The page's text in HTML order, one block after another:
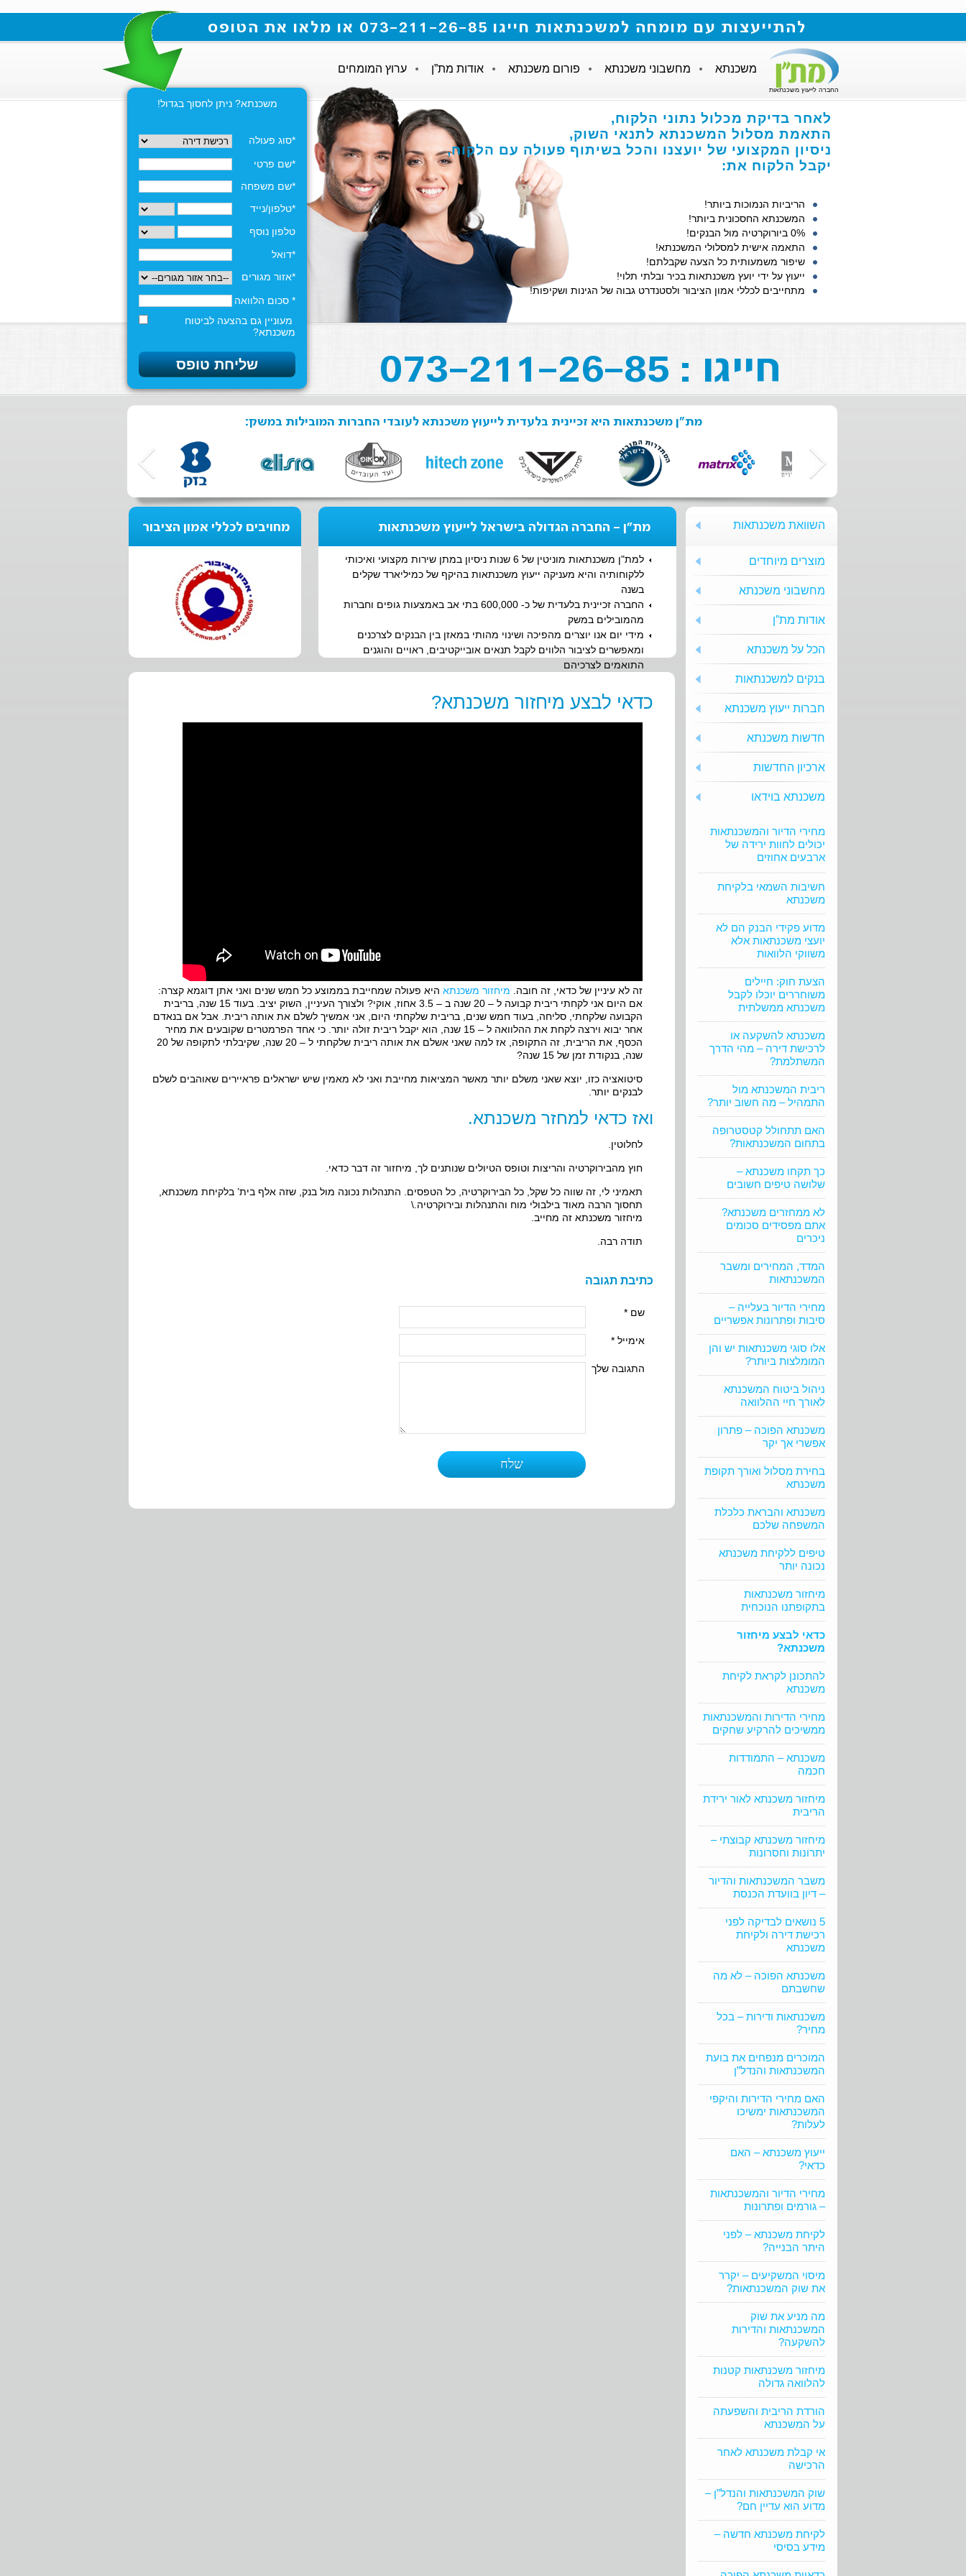
להתייעצות עם מומחה למשכנתאות חייגו 073-211-26-85 או מלאו את הטופס
החברה לייעוץ משכנתאות
משכנתא מחשבוני משכנתא פורום משכנתא אודות מת”ן ערוץ המומחים
משכנתא? ניתן לחסוך בגדול!
*סוג פעולה
*שם פרטי
*שם משפחה
*טלפון/נייד
טלפון נוסף
*דואל
*אזור מגורים
* סכום הלוואה
מעוניין גם בהצעה לביטוח
משכנתא?
לאחר בדיקת מכלול נתוני הלקוח,
התאמת מסלול המשכנתא לתנאי השוק,
ניסיון המקצועי של יועצנו והכל בשיתוף פעולה עם הלקוח,
יקבל הלקוח את:
הריביות הנמוכות ביותר!
המשכנתא החסכונית ביותר!
0% ביורוקרטיה מול הבנקים!
התאמה אישית למסלולי המשכנתא!
שיפור משמעותית כל הצעה שקבלתם!
ייעוץ על ידי יועץ משכנתאות בכיר ובלתי תלוי!
מתחייבים לכללי אמון הציבור ולסטנדרט גבוה של הגינות ושקיפות!
חייגו : 073-211-26-85
מת"ן משכנתאות היא זכיינית בלעדית לייעוץ משכנתא לעובדי החברות המובילות במשק:
השוואת משכנתאות
מוצרים מיוחדים
מחשבוני משכנתא
אודות מת”ן
הכל על משכנתא
בנקים למשכנתאות
חברות ייעוץ משכנתא
חדשות משכנתא
ארכיון החדשות
משכנתא בוידאו
מחירי הדיור והמשכנתאות
יכולים לחוות ירידה של
ארבעים אחוזים
חשיבות השמאי בלקיחת
משכנתא
מדוע פקידי הבנק הם לא
יועצי משכנתאות אלא
משווקי הלוואות
הצעת חוק: חיילים
משוחררים יוכלו לקבל
משכנתא ממשלתית
משכנתא להשקעה או
לרכישת דירה – מהי הדרך
המשתלמת?
ריבית המשכנתא מול
התמהיל – מה חשוב יותר?
האם תתחולל קטסטרופה
בתחום המשכנתאות?
כך תקחו משכנתא –
שלושה טיפים חשובים
לא ממחזרים משכנתא?
אתם מפסידים סכומים
ניכרים
המדד, המחירים ומשבר
המשכנתאות
מחירי הדיור בעלייה –
סיבות ופתרונות אפשריים
אלו סוגי משכנתאות יש והן
המומלצות ביותר?
ניהול ביטוח המשכנתא
לאורך חיי ההלוואה
משכנתא הפוכה – פתרון
אפשרי אך יקר
בחירת מסלול ואורך תקופת
משכנתא
משכנתא והבראת כלכלת
המשפחה שלכם
טיפים ללקיחת משכנתא
נכונה יותר
מיחזור משכנתאות
בתקופתנו הנוכחית
כדאי לבצע מיחזור
משכנתא?
להתכונן לקראת לקיחת
משכנתא
מחירי הדירות והמשכנתאות
ממשיכים להרקיע שחקים
משכנתא – התמודדות
חכמה
מיחזור משכנתא לאור ירידת
הריבית
מיחזור משכנתא קבוצתי –
יתרונות וחסרונות
משבר המשכנתאות והדיור
– דיון בוועדת הכנסת
5 נושאים לבדיקה לפני
רכישת דירה ולקיחת
משכנתא
משכנתא הפוכה – לא מה
שחשבתם
משכנתאות ודירות – בכל
מחיר?
המוכרים מנפחים את בועת
המשכנתאות והנדל”ן
האם מחירי הדירות והיקפי
המשכנתאות ימשיכו
לעלות?
ייעוץ משכנתא – האם
כדאי?
מחירי הדיור והמשכנתאות
– גורמים ופתרונות
לקיחת משכנתא – לפני
היתר הבנייה?
מיסוי המשקיעים – יקרר
את שוק המשכנתאות?
מה מניע את שוק
המשכנתאות והדירות
להשקעה?
מיחזור משכנתאות קטנות
להלוואה גדולה
הורדת הריבית והשפעתה
על המשכנתא
אי קבלת משכנתא לאחר
הרכישה
שוק המשכנתאות והנדל”ן –
מדוע הוא עדיין חם?
לקיחת משכנתא חדשה –
מידע בסיסי
מחויבים לכללי אמון הציבור מת"ן - החברה הגדולה בישראל לייעוץ משכנתאות
למת"ן משכנתאות מוניטין של 6 שנות ניסיון במתן שירות מקצועי ואיכותי
ללקוחותיה והיא מעניקה ייעוץ משכנתאות בהיקף של כמיליארד שקלים
בשנה
החברה זכיינית בלעדית של כ- 600,000 בתי אב באמצעות גופים וחברות
מהמובילים במשק
מידי יום אנו יוצרים מהפיכה ושינוי מהותי במאזן בין הבנקים לצרכנים
ומאפשרים לציבור הלווים לקבל תנאים אובייקטיבים, ראויים והוגנים
התואמים לצרכיהם
כדאי לבצע מיחזור משכנתא?
זה לא עיניין של כדאי, זה חובה. מיחזור משכנתא היא פעולה שמחייבת בממוצע כל חמש שנים ואני אתן דוגמא קצרה:
אם היום אני לקחתי ריבית קבועה ל – 20 שנה ב – 3.5 אחוז, אוקי? ולצורך העיניין, השוק יציב. בעוד 15 שנה, בריבית
הקבועה שלקחתי, סליחה, בעוד חמש שנים, בריבית שלקחתי היום, אני אמשיך לשלם את אותה ריבית. אבל אם בנאדם
אחר יבוא וירצה לקחת את ההלוואה ל – 15 שנה, הוא יקבל ריבית זולה יותר. כי אחד הפרמטרים שקובעים את מחיר
הכסף, את הריבית, זה התקופה, אז למה שאני אשלם את אותה ריבית שלקחתי ל – 20 שנה, שקיבלתי לתקופה של 20
שנה, בנקודת זמן של 15 שנה?
סיטואציה כזו, יוצא שאני משלם יותר מאשר המציאות מחייבת ואני לא מאמין שיש ישראלים פראיירים שאוהבים לשלם
לבנקים יותר.
ואז כדאי למחזר משכנתא.
לחלוטין.
חוץ מהבירוקרטיה והריצות וטופס הטיולים שנותנים לך, מיחזור זה דבר כדאי.
תאמיני לי, זה שווה כל שקל, כל הבירוקרטיה, כל הטפסים. התנהלות נכונה מול בנק, שזה אלף בית’ בלקיחת משכנתא,
תחסוך הרבה מאוד בילבולי מוח והתנהלות ובירוקרטיה.\
מיחזור משכנתא זה מחייב.
תודה רבה.
כתיבת תגובה
שם *
אימייל *
התגובה שלך